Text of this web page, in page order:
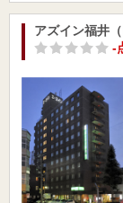
アズイン福井
-